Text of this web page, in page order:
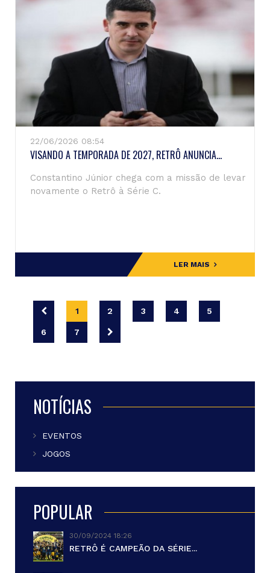
22/06/2026 08:54
VISANDO A TEMPORADA DE 2027, RETRÔ ANUNCIA...
Constantino Júnior chega com a missão de levar
novamente o Retrô à Série C.
LER MAIS
1 2 3 4 5
6 7
NOTÍCIAS
EVENTOS
JOGOS
POPULAR
30/09/2024 18:26
RETRÔ É CAMPEÃO DA SÉRIE...